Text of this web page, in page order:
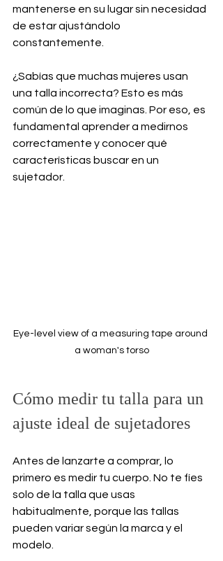
mantenerse en su lugar sin necesidad
de estar ajustándolo
constantemente.
¿Sabías que muchas mujeres usan
una talla incorrecta? Esto es más
común de lo que imaginas. Por eso, es
fundamental aprender a medirnos
correctamente y conocer qué
características buscar en un
sujetador.
Eye-level view of a measuring tape around
a woman's torso
Cómo medir tu talla para un
ajuste ideal de sujetadores
Antes de lanzarte a comprar, lo
primero es medir tu cuerpo. No te fíes
solo de la talla que usas
habitualmente, porque las tallas
pueden variar según la marca y el
modelo.